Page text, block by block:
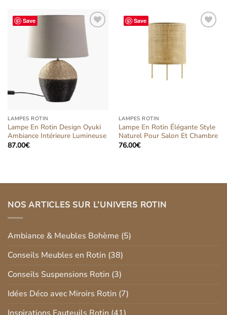
Save
Ajouter
à la liste
d’envies
LAMPES ROTIN
Lampe En Rotin Design Oyuki
Ambiance Intérieure Lumineuse
87.00€
Save
LAMPES ROTIN
Lampe En Rotin Élégante Style
Naturel Pour Salon Et Chambre
76.00€
NOS ARTICLES SUR L’UNIVERS ROTIN
Ambiance & Meubles Bohème (5)
Conseils Meubles en Rotin (38)
Conseils Suspensions Rotin (3)
Idées Déco avec Miroirs Rotin (7)